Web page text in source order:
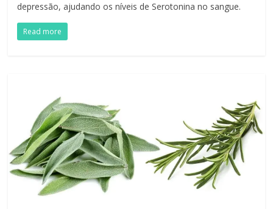
depressão, ajudando os níveis de Serotonina no sangue.
Read more